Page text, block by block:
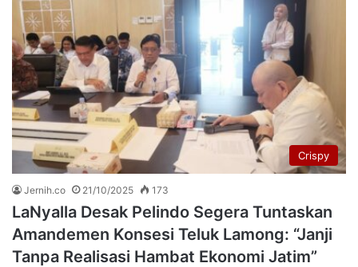
Crispy
Jernih.co 21/10/2025 173
LaNyalla Desak Pelindo Segera Tuntaskan
Amandemen Konsesi Teluk Lamong: “Janji
Tanpa Realisasi Hambat Ekonomi Jatim”